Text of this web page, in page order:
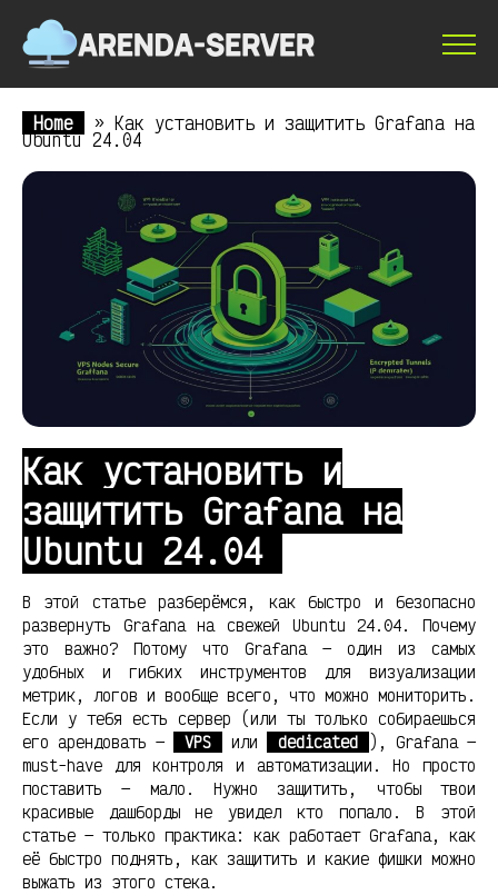
Home » Как установить и защитить Grafana на
Ubuntu 24.04
Как установить и
защитить Grafana на
Ubuntu 24.04
В этой статье разберёмся, как быстро и безопасно
развернуть Grafana на свежей Ubuntu 24.04. Почему
это важно? Потому что Grafana — один из самых
удобных и гибких инструментов для визуализации
метрик, логов и вообще всего, что можно мониторить.
Если у тебя есть сервер (или ты только собираешься
его арендовать —
VPS или dedicated
), Grafana —
must-have для контроля и автоматизации. Но просто
поставить — мало. Нужно защитить, чтобы твои
красивые дашборды не увидел кто попало. В этой
статье — только практика: как работает Grafana, как
её быстро поднять, как защитить и какие фишки можно
выжать из этого стека.